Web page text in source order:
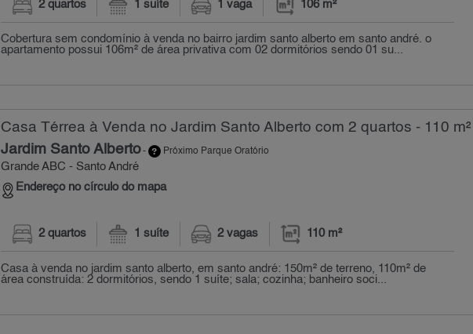
2 quartos 1 suíte 1 vaga 106 m²
Cobertura sem condomínio à venda no bairro jardim santo alberto em santo andré. o
apartamento possui 106m² de área privativa com 02 dormitórios sendo 01 su...
Casa Térrea à Venda no Jardim Santo Alberto com 2 quartos - 110 m²
Jardim Santo Alberto- Próximo Parque Oratório
Grande ABC - Santo André
Endereço no círculo do mapa
2 quartos 1 suíte 2 vagas 110 m²
Casa à venda no jardim santo alberto, em santo andré: 150m² de terreno, 110m² de
área construída: 2 dormitórios, sendo 1 suíte; sala; cozinha; banheiro soci...